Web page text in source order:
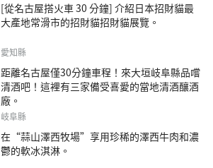
[從名古屋搭火車 30 分鐘] 介紹日本招財貓最
大產地常滑市的招財貓招財貓展覽。
愛知縣
距離名古屋僅30分鐘車程！來大垣岐阜縣品嚐
清酒吧！這裡有三家備受喜愛的當地清酒釀酒
廠。
岐阜縣
在“蒜山澤西牧場”享用珍稀的澤西牛肉和濃
鬱的軟冰淇淋。